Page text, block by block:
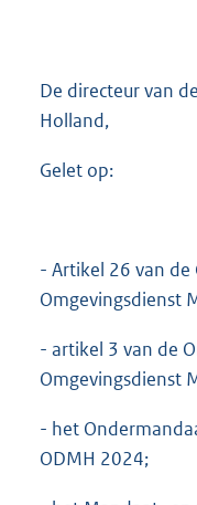
De directeur van
Holland,
Gelet op:
- Artikel 26 van de
Omgevingsdienst
- artikel 3 van de
Omgevingsdienst
- het
ODMH 2024;